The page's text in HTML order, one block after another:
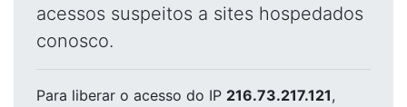
acessos suspeitos a sites hospedados
conosco.
Para liberar o acesso do IP 216.73.217.121,